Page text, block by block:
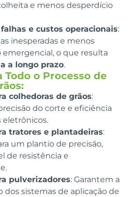
e menos desperdício
e custos operacionais:
inesperadas e menos
o que resulta
a longo prazo.
Todo o Processo de
colhedoras de grãos:
do corte e eficiência
eletrônicos.
tratores e plantadeiras:
um plantio de precisão,
de resistência e
pulverizadores: Garantem a
dos sistemas de aplicação de